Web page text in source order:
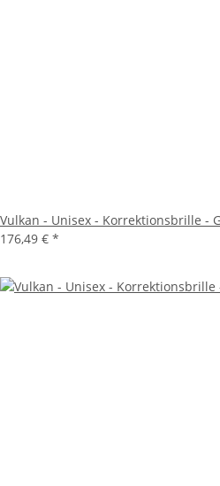
Vulkan - Unisex - Korrektionsbrille -
176,49 € *